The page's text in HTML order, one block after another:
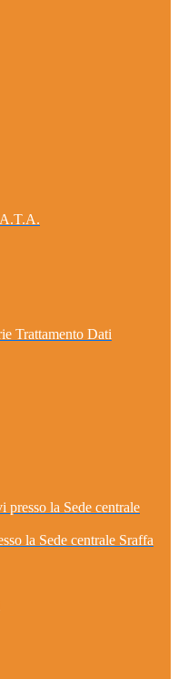
Trattamento Dati
la Sede centrale
la Sede centrale Sraffa